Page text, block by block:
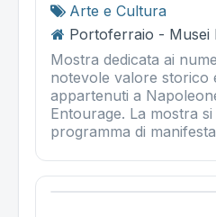
Arte e Cultura
Portoferraio - Musei
Mostra dedicata ai
notevole valore storico
appartenuti a
Entourage. La mostra
programma di